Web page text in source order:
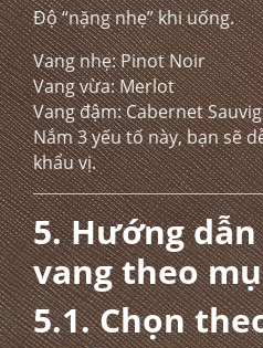
Độ “nặng nhẹ” khi uống.
Vang nhẹ: Pinot Noir
Vang vừa: Merlot
Vang đậm: Cabernet
Nắm 3 yếu tố này, bạn sẽ
khẩu vị.
5. Hướng
vang theo
5.1. Chọn